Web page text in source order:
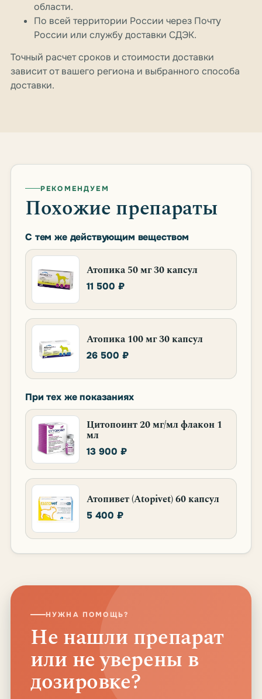
области.
По всей территории России через Почту
России или службу доставки СДЭК.
Точный расчет сроков и стоимости доставки
зависит от вашего региона и выбранного способа
доставки.
РЕКОМЕНДУЕМ
Похожие препараты
С тем же действующим веществом
Атопика 50 мг 30 капсул
11 500 ₽
Атопика 100 мг 30 капсул
26 500 ₽
При тех же показаниях
Цитопоинт 20 мг/мл флакон 1
мл
13 900 ₽
Атопивет (Atopivet) 60 капсул
5 400 ₽
НУЖНА ПОМОЩЬ?
Не нашли препарат
или не уверены в
дозировке?